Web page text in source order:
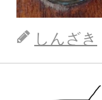
しんざき